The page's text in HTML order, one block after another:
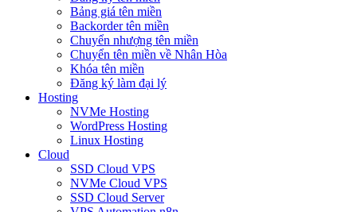
Bảng giá tên miền
Backorder tên miền
Chuyển nhượng tên miền
Chuyển tên miền về Nhân Hòa
Khóa tên miền
Đăng ký làm đại lý
Hosting
NVMe Hosting
WordPress Hosting
Linux Hosting
Cloud
SSD Cloud VPS
NVMe Cloud VPS
SSD Cloud Server